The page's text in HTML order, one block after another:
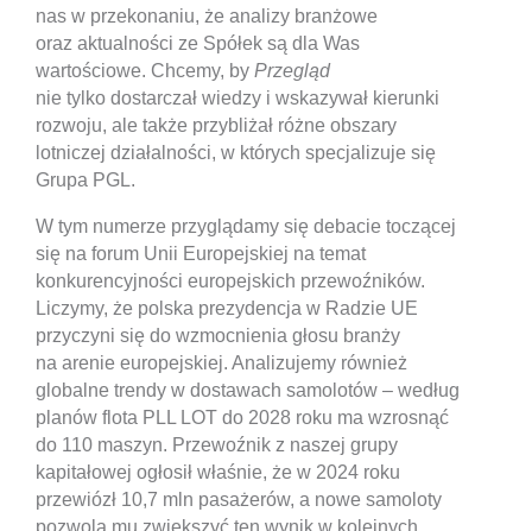
nas w przekonaniu, że analizy branżowe
oraz aktualności ze Spółek są dla Was
wartościowe. Chcemy, by Przegląd
nie tylko dostarczał wiedzy i wskazywał kierunki
rozwoju, ale także przybliżał różne obszary
lotniczej działalności, w których specjalizuje się
Grupa PGL.
W tym numerze przyglądamy się debacie toczącej
się na forum Unii Europejskiej na temat
konkurencyjności europejskich przewoźników.
Liczymy, że polska prezydencja w Radzie UE
przyczyni się do wzmocnienia głosu branży
na arenie europejskiej. Analizujemy również
globalne trendy w dostawach samolotów – według
planów flota PLL LOT do 2028 roku ma wzrosnąć
do 110 maszyn. Przewoźnik z naszej grupy
kapitałowej ogłosił właśnie, że w 2024 roku
przewiózł 10,7 mln pasażerów, a nowe samoloty
pozwolą mu zwiększyć ten wynik w kolejnych